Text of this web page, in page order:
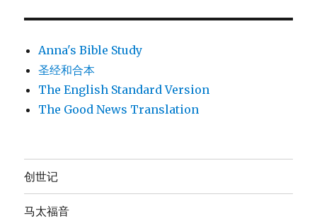
Anna's Bible Study
圣经和合本
The English Standard Version
The Good News Translation
创世记
马太福音